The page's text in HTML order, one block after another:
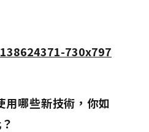
用哪些新技術，你如